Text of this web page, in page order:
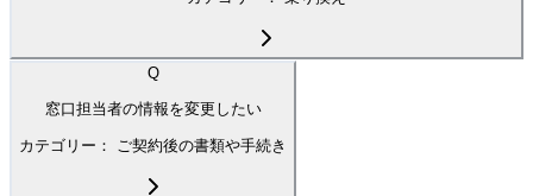
Q
窓口担当者の情報を変更したい
カテゴリー： ご契約後の書類や手続き